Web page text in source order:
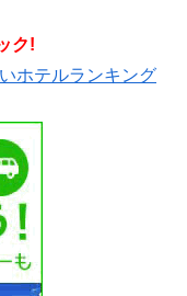
ク!
ホテルランキング